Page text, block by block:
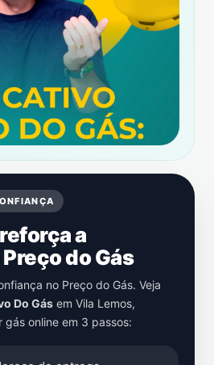
a
do Gás
no Preço do Gás. Veja
Do Gás em Vila Lemos,
online em 3 passos: